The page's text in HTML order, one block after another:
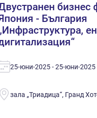
бизнес
- България
25-юни-2025 - 25-юни-2025
зала „Триадица“, Гранд